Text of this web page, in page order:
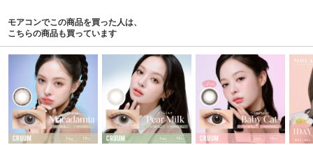
モアコンでこの商品を買った人は、
こちらの商品も買っています